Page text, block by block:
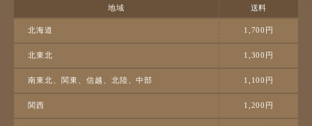
地域 送料
北海道 1,700円
北東北 1,300円
南東北、関東、信越、北陸、中部 1,100円
関西 1,200円